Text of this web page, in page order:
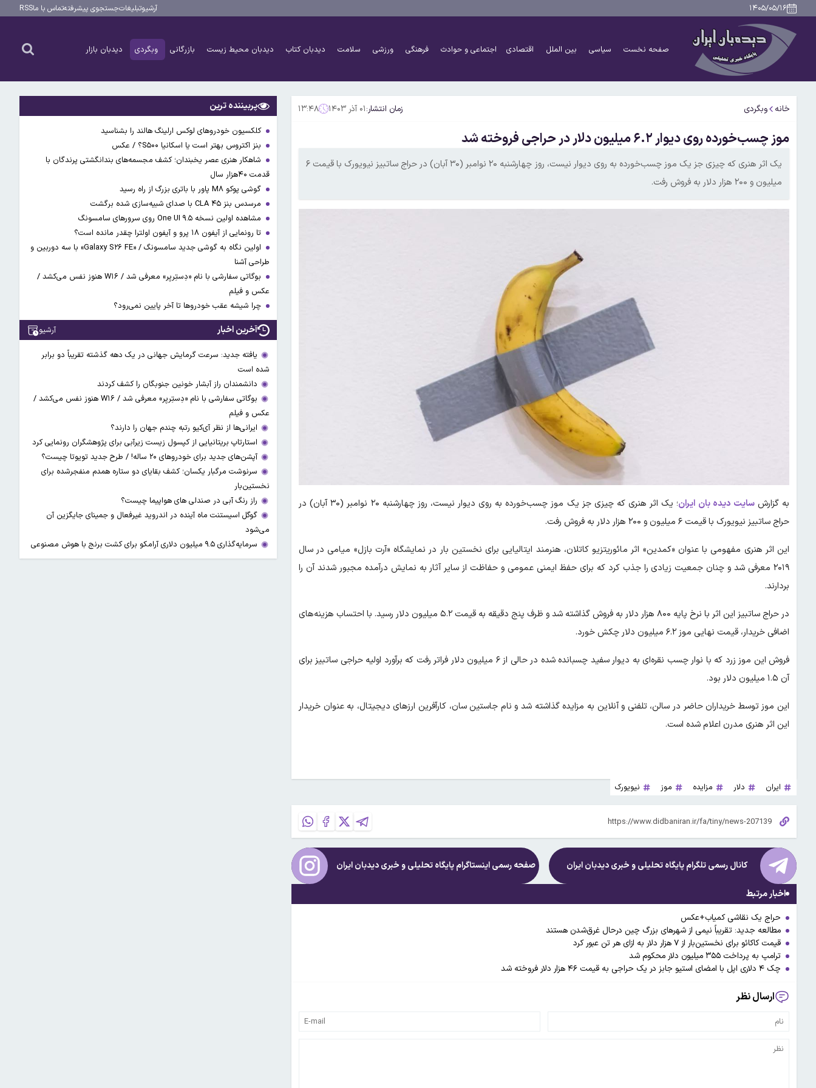
۱۴۰۵/۰۵/۱۶ آرشیوتبلیغاتجستجوی پیشرفتهتماس با ماRSS
صفحه نخست سیاسی بین الملل اقتصادی اجتماعی و حوادث فرهنگی ورزشی سلامت دیدبان کتاب دیدبان محیط زیست بازرگانی وبگردی دیدبان بازار
خانه وبگردی زمان انتشار:۰۱ آذر ۱۴۰۳ ۱۳:۴۸
موز چسب‌خورده روی دیوار ۶.۲ میلیون دلار در حراجی فروخته شد
یک اثر هنری که چیزی جز یک موز چسب‌خورده به روی دیوار نیست، روز چهارشنبه ۲۰ نوامبر (۳۰ آبان) در حراج ساتبیز نیویورک با قیمت ۶
میلیون و ۲۰۰ هزار دلار به فروش رفت.
به گزارشسایت دیده بان ایران
؛ یک اثر هنری که چیزی جز یک موز چسب‌خورده به روی دیوار نیست، روز چهارشنبه ۲۰ نوامبر (۳۰ آبان) در
حراج ساتبیز نیویورک با قیمت ۶ میلیون و ۲۰۰ هزار دلار به فروش رفت.
این اثر هنری مفهومی با عنوان «کمدین» اثر مائوریتزیو کاتلان، هنرمند ایتالیایی برای نخستین بار در نمایشگاه «آرت بازل» میامی در سال
۲۰۱۹ معرفی شد و چنان جمعیت زیادی را جذب کرد که برای حفظ ایمنی عمومی و حفاظت از سایر آثار به نمایش درآمده مجبور شدند آن را
بردارند.
در حراج ساتبیز این اثر با نرخ پایه ۸۰۰ هزار دلار به فروش گذاشته شد و ظرف پنج دقیقه به قیمت ۵.۲ میلیون دلار رسید. با احتساب هزینه‌های
اضافی خریدار، قیمت نهایی موز ۶.۲ میلیون دلار چکش خورد.
فروش این موز زرد که با نوار چسب نقره‌ای به دیوار سفید چسبانده شده در حالی از ۶ میلیون دلار فراتر رفت که برآورد اولیه حراجی ساتبیز برای
آن ۱.۵ میلیون دلار بود.
این موز توسط خریداران حاضر در سالن، تلفنی و آنلاین به مزایده گذاشته شد و نام جاستین سان، کارآفرین ارزهای دیجیتال، به عنوان خریدار
این اثر هنری مدرن اعلام شده است.
ایران دلار مزایده موز نیویورک
کانال رسمی تلگرام پایگاه تحلیلی و خبریدیدبان ایران صفحه رسمی اینستاگرام پایگاه تحلیلی و خبریدیدبان ایران
اخبار مرتبط
حراج یک نقاشی کمیاب+عکس
مطالعه‌ جدید: تقریباً نیمی از شهرهای بزرگ چین درحال غرق‌شدن هستند
قیمت کاکائو برای نخستین‌بار از ۷ هزار دلار به ازای هر تن عبور کرد
ترامپ به پرداخت ۳۵۵ میلیون دلار محکوم شد
چک ۴ دلاری اپل با امضای استیو جابز در یک حراجی به قیمت ۴۶ هزار دلار فروخته شد
ارسال نظر
پربیننده ترین
کلکسیون خودروهای لوکس ارلینگ هالند را بشناسید
بنز اکتروس بهتر است یا اسکانیا S۵۰۰؟ / عکس
شاهکار هنری عصر یخبندان؛ کشف مجسمه‌های بندانگشتی‌ پرندگان با
قدمت ۴۰هزار سال
گوشی پوکو M۸ پاور با باتری بزرگ از راه رسید
مرسدس بنز CLA ۴۵ با صدای شبیه‌سازی شده برگشت
مشاهده اولین نسخه One UI ۹.۵ روی سرورهای سامسونگ
تا رونمایی از آیفون ۱۸ پرو و آیفون اولترا چقدر مانده است؟
اولین نگاه به گوشی جدید سامسونگ / «Galaxy S۲۶ FE» با سه دوربین و
طراحی آشنا
بوگاتی سفارشی با نام «دِستِریِر» معرفی شد / W۱۶ هنوز نفس می‌کشد /
عکس و فیلم
چرا شیشه عقب خودروها تا آخر پایین نمی‌رود؟
آخرین اخبار آرشیو
یافته جدید: سرعت گرمایش جهانی در یک دهه گذشته تقریباً دو برابر
شده است
دانشمندان راز آبشار خونین جنوبگان را کشف کردند
بوگاتی سفارشی با نام «دِستِریِر» معرفی شد / W۱۶ هنوز نفس می‌کشد /
عکس و فیلم
ایرانی‌ها از نظر آی‌کیو رتبه چندم جهان را دارند؟
استارتاپ بریتانیایی از کپسول زیست زیرآبی برای پژوهشگران رونمایی کرد
آپشن‌های جدید برای خودروهای ۲۰ ساله! / طرح جدید تویوتا چیست؟
سرنوشت مرگبار یکسان؛ کشف بقایای دو ستاره همدم منفجرشده برای
نخستین‌بار
راز رنگ آبی در صندلی های هواپیما چیست؟
گوگل اسیستنت ماه آینده در اندروید غیرفعال و جمینای جایگزین آن
می‌شود
سرمایه‌گذاری ۹.۵ میلیون دلاری آرامکو برای کشت برنج با هوش مصنوعی